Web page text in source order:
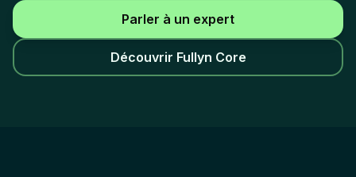
Parler à un expert
Découvrir Fullyn Core